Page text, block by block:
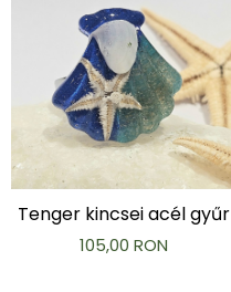
Tenger kincsei acél gyűr
105,00 RON